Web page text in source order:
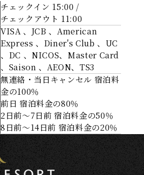
チェックイン 15:00 /
チェックアウト 11:00
VISA 、JCB 、American
Express 、Diner's Club 、UC
、DC 、NICOS、Master Card
、Saison 、AEON、TS3
無連絡・当日キャンセル 宿泊料
金の100％
前日 宿泊料金の80％
2日前～7日前 宿泊料金の50％
8日前～14日前 宿泊料金の20％